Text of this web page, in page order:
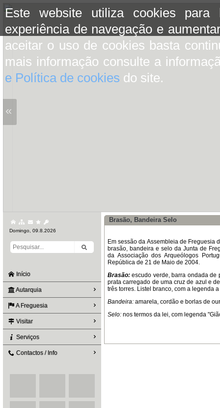
Este website utiliza cookies para
experiência de navegação e
aceitar o uso de cookies basta
mais informação consulte a
e Política de cookies do site.
«
Domingo, 09.8.2026
Início
Autarquia
A Freguesia
Visitar
Serviços
Contactos / Info
Brasão, Bandeira Selo
Em sessão da Assembleia de
brasão, bandeira e selo da Junta de
da Associação dos Arqueólogos
República de 21 de Maio de 2004.
Brasão: escudo verde, barra ondada de
prata carregado de uma cruz de azul e
três torres. Listel branco, com a legenda
Bandeira: amarela, cordão e borlas de
Selo: nos termos da lei, com legenda